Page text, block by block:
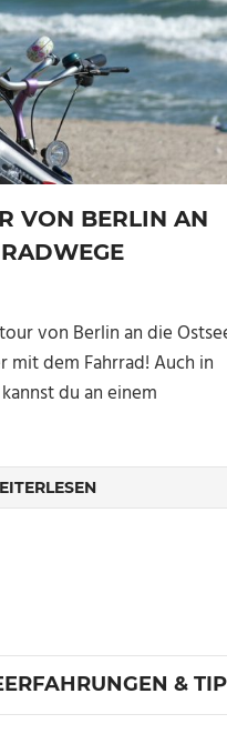
VON BERLIN AN
von Berlin an die
mit dem Fahrrad! Auch in
du an einem
&